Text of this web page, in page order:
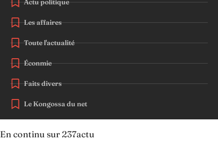
Actu politique
Les affaires
Toute l'actualité
Éconmie
Faits divers
Le Kongossa du net
En continu sur 237actu